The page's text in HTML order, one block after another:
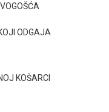
ODGAJA
KOŠARCI